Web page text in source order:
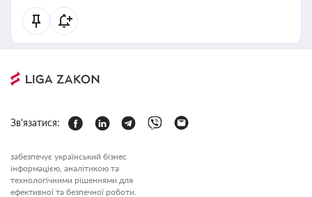
Зв'язатися:
забезпечує український бізнес
інформацією, аналітикою та
технологічними рішеннями для
ефективної та безпечної роботи.